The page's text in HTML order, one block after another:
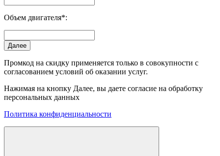
Объем двигателя*:
Далее
Промкод на скидку применяется только в совокупности с
согласованием условий об оказании услуг.
Нажимая на кнопку Далее, вы даете согласие на обработку
персональных данных
Политика конфиденциальности